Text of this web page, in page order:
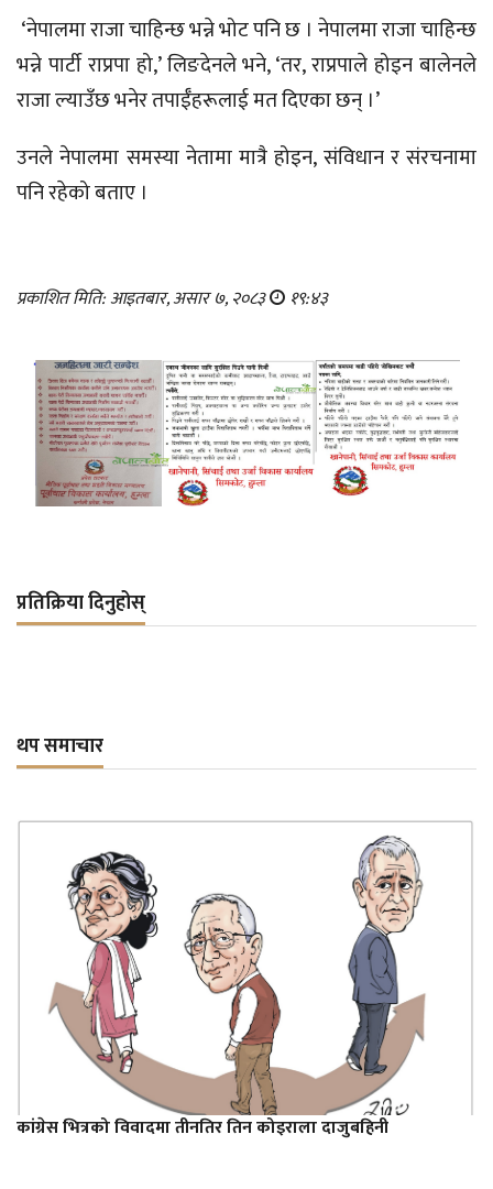
‘नेपालमा राजा चाहिन्छ भन्ने भोट पनि छ । नेपालमा राजा चाहिन्छ
भन्ने पार्टी राप्रपा हो,’ लिङदेनले भने, ‘तर, राप्रपाले होइन बालेनले
राजा ल्याउँछ भनेर तपाईँहरूलाई मत दिएका छन् ।’
उनले नेपालमा समस्या नेतामा मात्रै होइन, संविधान र संरचनामा
पनि रहेको बताए ।
प्रकाशित मिति: आइतबार, असार ७, २०८३ १९:४३
प्रतिक्रिया दिनुहोस्
थप समाचार
कांग्रेस भित्रको विवादमा तीनतिर तिन कोइराला दाजुबहिनी